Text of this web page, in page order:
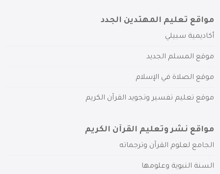
مواقع تعليم المهتدين الجدد
أكاديمية سبيلي
موقع المسلم الجديد
موقع الصلاة في الإسلام
موقع تعليم تفسير وتجويد القرآن الكريم
مواقع نشر وتعليم القرآن الكريم
الجامع لعلوم القرآن وترجماته
السنة النبوية وعلومها